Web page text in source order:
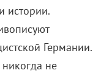
истории.
Германии.
не